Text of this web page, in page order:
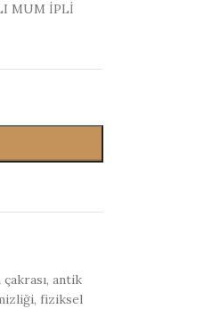
MUM İPLİ
, antik
, fiziksel